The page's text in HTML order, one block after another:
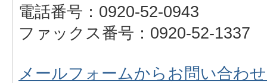
電話番号：0920-52-0943
ファックス番号：0920-52-1337
メールフォームからお問い合わ